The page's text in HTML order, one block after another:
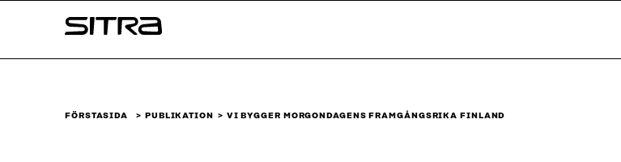
↓
Sitra
FÖRSTASIDA PUBLIKATION VI BYGGER MORGONDAGENS FRAMGÅNGSRIKA FINLAND